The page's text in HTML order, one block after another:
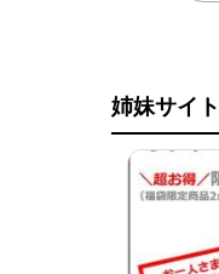
姉妹サイト